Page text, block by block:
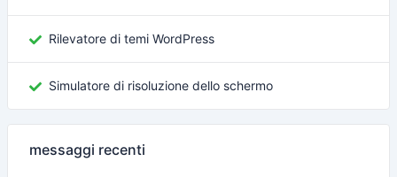
Rilevatore di temi WordPress
Simulatore di risoluzione dello schermo
messaggi recenti